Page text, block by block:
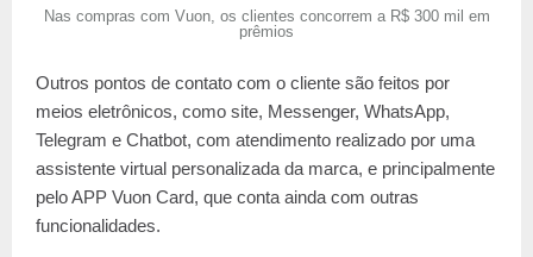
Nas compras com Vuon, os clientes concorrem a R$ 300 mil em
prêmios
Outros pontos de contato com o cliente são feitos por
meios eletrônicos, como site, Messenger, WhatsApp,
Telegram e Chatbot, com atendimento realizado por uma
assistente virtual personalizada da marca, e principalmente
pelo APP Vuon Card, que conta ainda com outras
funcionalidades.